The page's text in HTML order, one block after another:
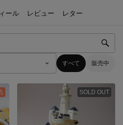
ール レビュー レター
すべて 販売中
SOLD OUT